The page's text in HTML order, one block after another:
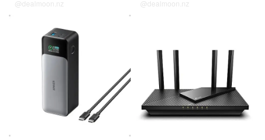
@dealmoon.nz @dealmoon.nz